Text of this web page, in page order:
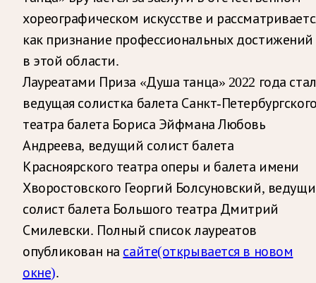
хореографическом искусстве и
как признание профессиональных достижений
в этой области.
Лауреатами Приза «Душа танца» 2022 года
ведущая солистка балета Санкт-
театра балета Бориса Эйфмана Любовь
Андреева, ведущий солист балета
Красноярского театра оперы и балета имени
Хворостовского Георгий Болсуновский,
солист балета Большого театра Дмитрий
Смилевски. Полный список лауреатов
опубликован на сайте(открывается в новом
окне).